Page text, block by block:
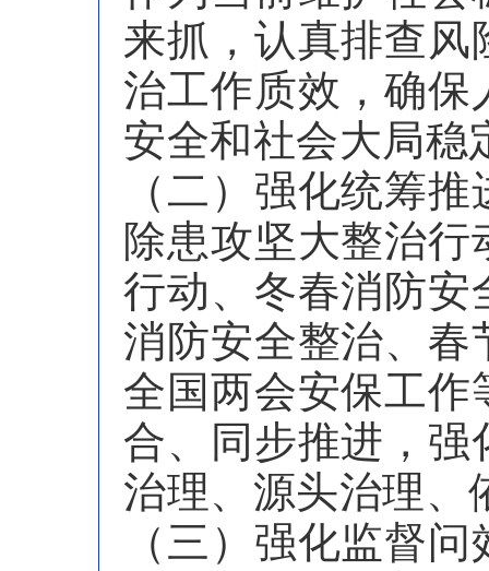
来抓，认真排查
治工作质效，确
安全和社会大局稳
（二）强化统筹
除患攻坚大整治
行动、冬春消防
消防安全整治、
全国两会安保工
合、同步推进，
治理、源头治理、
（三）强化监督